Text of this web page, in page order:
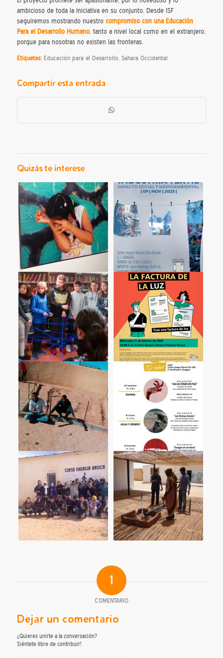
ambicioso de toda la iniciativa en su conjunto. Desde ISF
seguiremos mostrando nuestro compromiso con una Educación
Para el Desarrollo Humano, tanto a nivel local como en el extranjero,
porque para nosotras no existen las fronteras.
Etiquetas: Educación para el Desarrollo, Sahara Occidental
Compartir esta entrada
Quizás te interese
1
COMENTARIO
Dejar un comentario
¿Quieres unirte a la conversación?
Siéntete libre de contribuir!